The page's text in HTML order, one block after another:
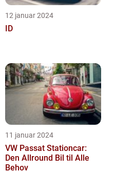
12 januar 2024
ID
11 januar 2024
VW Passat Stationcar:
Den Allround Bil til Alle
Behov